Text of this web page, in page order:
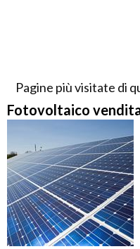
Pagine più visitate di
Fotovoltaico